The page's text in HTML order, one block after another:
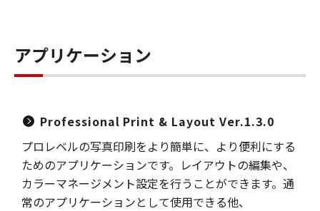
アプリケーション
Professional Print & Layout Ver.1.3.0
プロレベルの写真印刷をより簡単に、より便利にする
ためのアプリケーションです。レイアウトの編集や、
カラーマネージメント設定を行うことができます。通
常のアプリケーションとして使用できる他、